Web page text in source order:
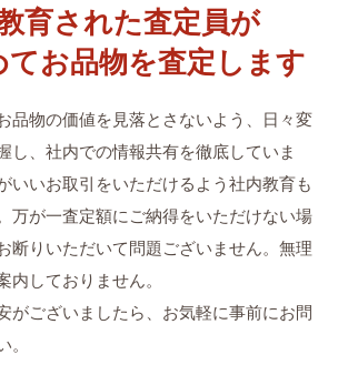
育された査定員が
てお品物を査定します
品物の価値を見落とさないよう、日々変
し、社内での情報共有を徹底していま
いいお取引をいただけるよう社内教育も
万が一査定額にご納得をいただけない場
断りいただいて問題ございません。無理
内しておりません。
がございましたら、お気軽に事前にお問
。